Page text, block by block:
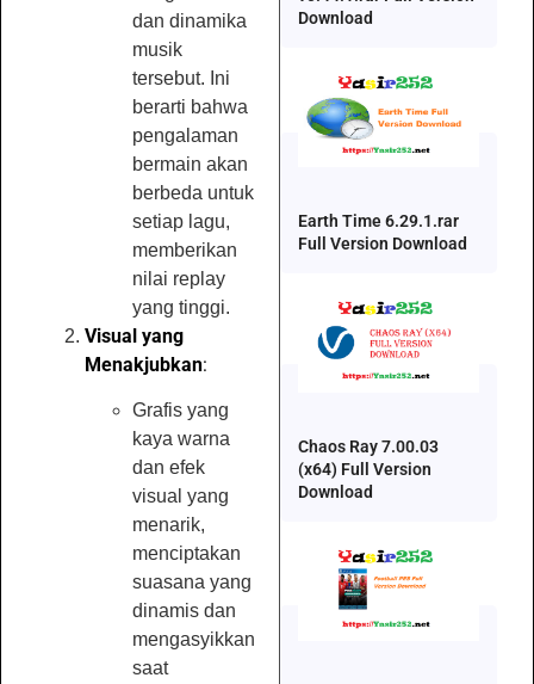
dan dinamika
musik
tersebut. Ini
berarti bahwa
pengalaman
bermain akan
berbeda untuk
setiap lagu,
memberikan
nilai replay
yang tinggi.
Visual yang
Menakjubkan:
Grafis yang
kaya warna
dan efek
visual yang
menarik,
menciptakan
suasana yang
dinamis dan
mengasyikkan
saat
Download
Earth Time 6.29.1.rar
Full Version Download
Chaos Ray 7.00.03
(x64) Full Version
Download